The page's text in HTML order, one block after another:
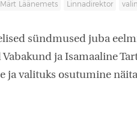
Märt Läänemets Linnadirektor
sündmused juba
ja Isamaaline
ja valituks osutumine